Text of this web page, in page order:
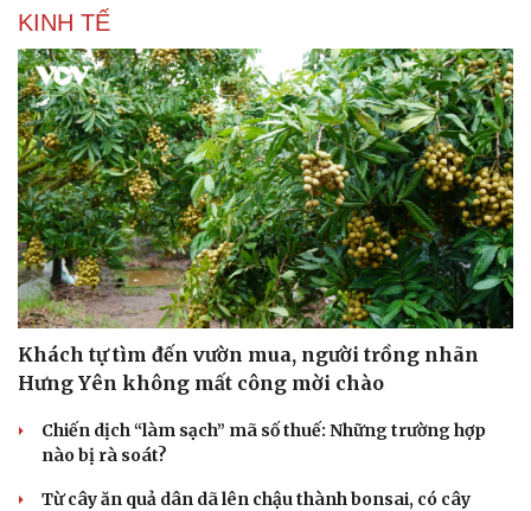
KINH TẾ
Khách tự tìm đến vườn mua, người trồng nhãn
Hưng Yên không mất công mời chào
Chiến dịch “làm sạch” mã số thuế: Những trường hợp
nào bị rà soát?
Từ cây ăn quả dân dã lên chậu thành bonsai, có cây